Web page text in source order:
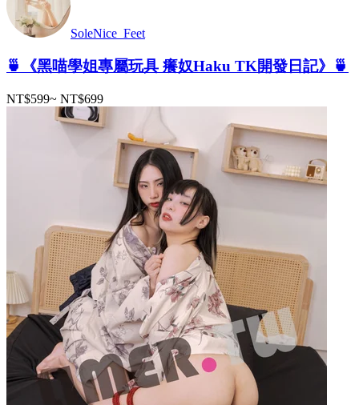
SoleNice_Feet
🍵《黑喵學姐專屬玩具 癢奴Haku TK開發日記》🍵
NT$599~ NT$699